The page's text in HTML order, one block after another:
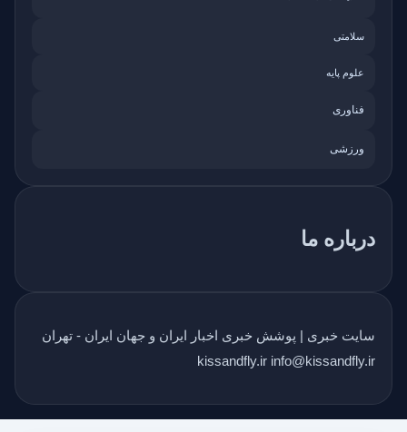
سلامتی
علوم پایه
فناوری
ورزشی
درباره ما
سایت خبری | پوشش خبری اخبار ایران و جهان ایران - تهران
kissandfly.ir info@kissandfly.ir